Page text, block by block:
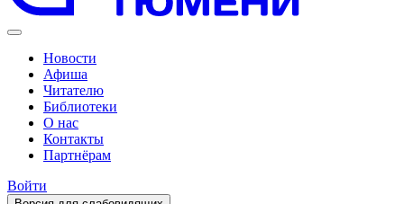
Новости
Афиша
Читателю
Библиотеки
О нас
Контакты
Партнёрам
Войти